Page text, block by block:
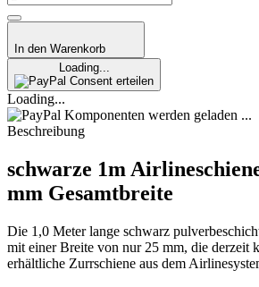
In den Warenkorb
Loading...
Consent erteilen
Loading...
Komponenten werden geladen ...
Beschreibung
schwarze 1m
mm Gesamtbreite
Die 1,0 Meter lange schwarz
mit einer Breite von nur 25 mm, die derzeit
erhältliche Zurrschiene aus dem